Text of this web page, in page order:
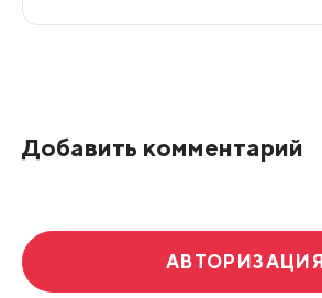
Добавить комментарий
АВТОРИЗАЦИЯ